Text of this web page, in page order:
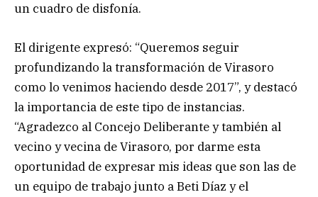
un cuadro de disfonía.
El dirigente expresó: “Queremos seguir
profundizando la transformación de Virasoro
como lo venimos haciendo desde 2017”, y destacó
la importancia de este tipo de instancias.
“Agradezco al Concejo Deliberante y también al
vecino y vecina de Virasoro, por darme esta
oportunidad de expresar mis ideas que son las de
un equipo de trabajo junto a Beti Díaz y el